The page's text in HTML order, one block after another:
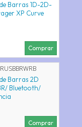
Barras 1D-2D-
XP Curve
Comprar
Barras 2D
Bluetooth/
Comprar